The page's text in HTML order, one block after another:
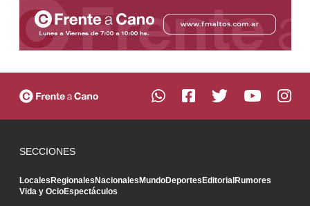
SECCIONES
LocalesRegionalesNacionalesMundoDeportesEditorialRumores
Vida y OcioEspectáculos